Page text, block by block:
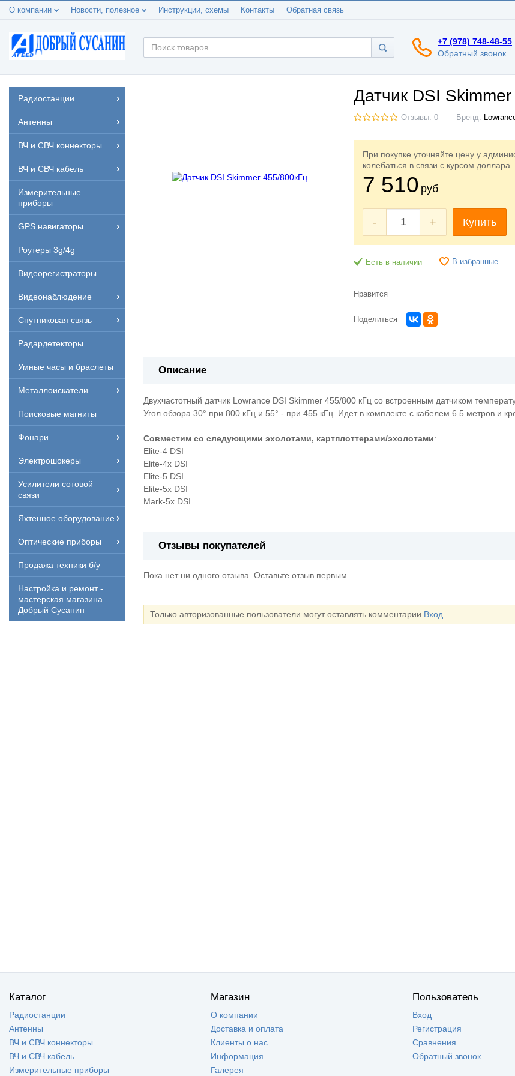
О компании Новости, полезное Инструкции, схемы Контакты Обратная связь
+7 (978) 748-48-55
Обратный звонок
Радиостанции
Антенны
ВЧ и СВЧ коннекторы
ВЧ и СВЧ кабель
Измерительные
приборы
GPS навигаторы
Роутеры 3g/4g
Видеорегистраторы
Видеонаблюдение
Спутниковая связь
Радардетекторы
Умные часы и браслеты
Металлоискатели
Поисковые магниты
Фонари
Электрошокеры
Усилители сотовой
связи
Яхтенное оборудование
Оптические приборы
Продажа техники б/у
Настройка и ремонт -
мастерская магазина
Добрый Сусанин
Датчик DSI
Отзывы: 0 Бренд:
При покупке уточняйте цену у
колебаться в связи с курсом доллара.
7 510 руб
- + Купить
Есть в наличии В избранные
Нравится
Поделиться
Описание
Двухчастотный датчик Lowrance DSI Skimmer 455/800 кГц со встроенным датчиком
Угол обзора 30° при 800 кГц и 55° - при 455 кГц. Идет в комплекте с кабелем 6.5 метров и
Совместим со следующими эхолотами, картплоттерами/эхолотами:
Elite-4 DSI
Elite-4x DSI
Elite-5 DSI
Elite-5x DSI
Mark-5x DSI
Отзывы покупателей
Пока нет ни одного отзыва. Оставьте отзыв первым
Только авторизованные пользователи могут оставлять комментарии Вход
Каталог
Радиостанции
Антенны
ВЧ и СВЧ коннекторы
ВЧ и СВЧ кабель
Измерительные приборы
Магазин
О компании
Доставка и оплата
Клиенты о нас
Информация
Галерея
Пользователь
Вход
Регистрация
Сравнения
Обратный звонок